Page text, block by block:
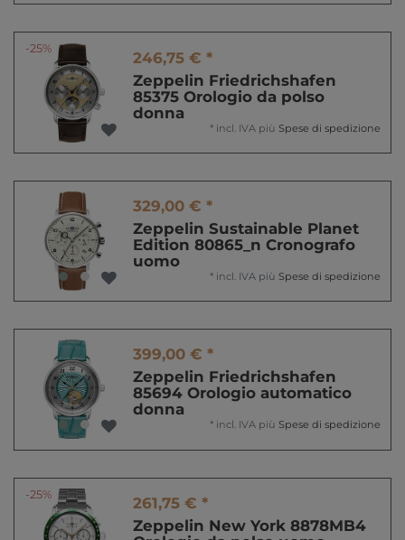
-25%
246,75 € *
Zeppelin Friedrichshafen
85375 Orologio da polso
donna
* incl. IVA più Spese di spedizione
329,00 € *
Zeppelin Sustainable Planet
Edition 80865_n Cronografo
uomo
* incl. IVA più Spese di spedizione
399,00 € *
Zeppelin Friedrichshafen
85694 Orologio automatico
donna
* incl. IVA più Spese di spedizione
-25%
261,75 € *
Zeppelin New York 8878MB4